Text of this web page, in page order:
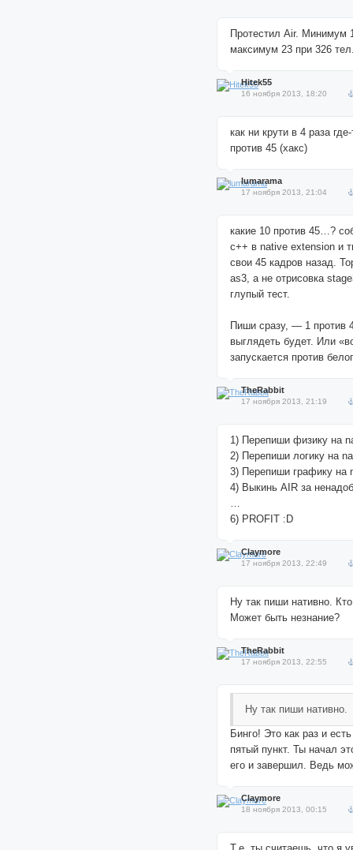
Протестил Air. Минимум
максимум 23 при 326
Hitek55
16 ноября 2013, 18:20
как ни крути в 4 раза
против 45 (хакс)
lumarama
17 ноября 2013, 21:04
какие 10 против 45…?
с++ в native extension и
свои 45 кадров назад.
as3, а не отрисовка
глупый тест.
Пиши сразу, — 1 против
выглядеть будет. Или
запускается против
TheRabbit
17 ноября 2013, 21:19
1) Перепиши физику на
2) Перепиши логику на
3) Перепиши графику на
4) Выкинь AIR за
…
6) PROFIT :D
Claymore
17 ноября 2013, 22:49
Ну так пиши нативно.
Может быть незнание?
TheRabbit
17 ноября 2013, 22:55
Ну так пиши нативно.
Бинго! Это как раз и
пятый пункт. Ты начал
его и завершил. Ведь
Claymore
18 ноября 2013, 00:15